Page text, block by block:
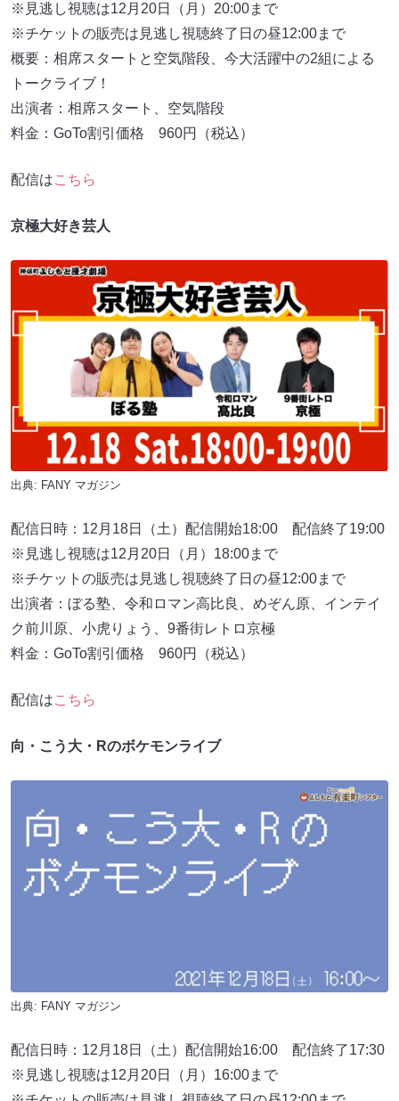
※見逃し視聴は12月20日（月）20:00まで
※チケットの販売は見逃し視聴終了日の昼12:00まで
概要：相席スタートと空気階段、今大活躍中の2組による
トークライブ！
出演者：相席スタート、空気階段
料金：GoTo割引価格 960円（税込）
配信はこちら
京極大好き芸人
出典: FANY マガジン
配信日時：12月18日（土）配信開始18:00 配信終了19:00
※見逃し視聴は12月20日（月）18:00まで
※チケットの販売は見逃し視聴終了日の昼12:00まで
出演者：ぼる塾、令和ロマン高比良、めぞん原、インテイ
ク前川原、小虎りょう、9番街レトロ京極
料金：GoTo割引価格 960円（税込）
配信はこちら
向・こう大・Rのボケモンライブ
出典: FANY マガジン
配信日時：12月18日（土）配信開始16:00 配信終了17:30
※見逃し視聴は12月20日（月）16:00まで